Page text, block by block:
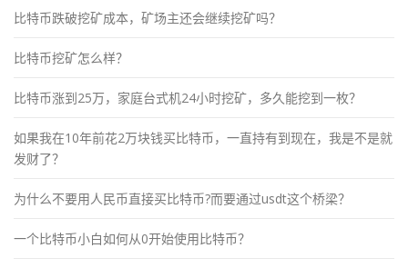
比特币跌破挖矿成本，矿场主还会继续挖矿吗？
比特币挖矿怎么样？
比特币涨到25万，家庭台式机24小时挖矿，多久能挖到一枚？
如果我在10年前花2万块钱买比特币，一直持有到现在，我是不是就
发财了？
为什么不要用人民币直接买比特币?而要通过usdt这个桥梁？
一个比特币小白如何从0开始使用比特币？